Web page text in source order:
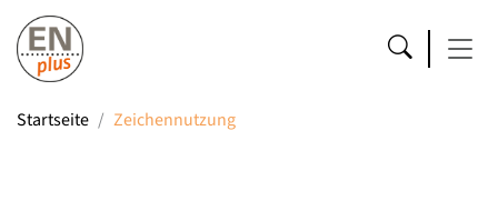
Startseite Zeichennutzung